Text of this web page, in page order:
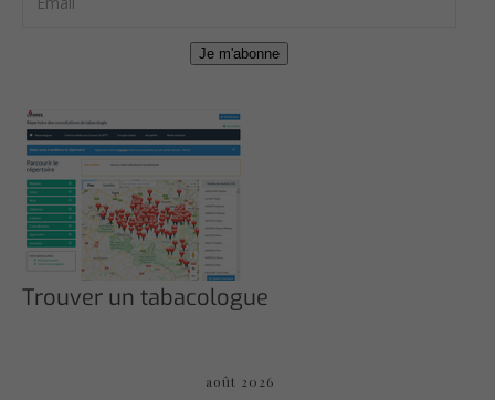
Je m'abonne
Trouver un tabacologue
août 2026